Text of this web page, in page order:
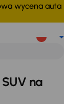
wycena auta
na